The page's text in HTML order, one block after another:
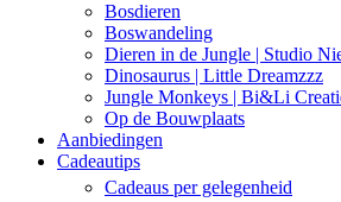
Bosdieren
Boswandeling
Dieren in de Jungle | Studio
Dinosaurus | Little Dreamzzz
Jungle Monkeys | Bi&Li
Op de Bouwplaats
Aanbiedingen
Cadeautips
Cadeaus per gelegenheid